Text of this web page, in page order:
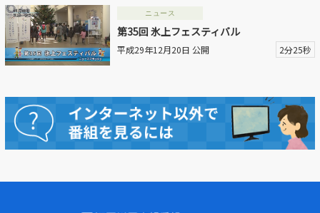
ニュース
第35回 氷上フェスティバル
平成29年12月20日 公開 2分25秒